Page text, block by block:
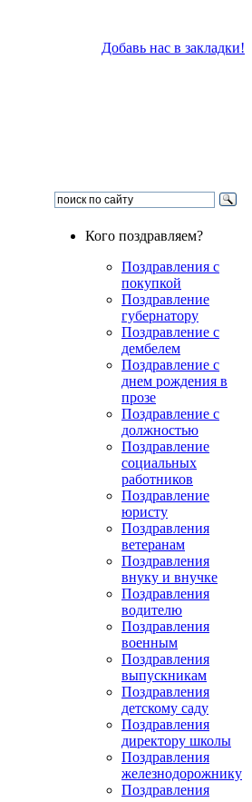
Добавь нас в закладки!
Кого поздравляем?
Поздравления с
покупкой
Поздравление
губернатору
Поздравление с
дембелем
Поздравление с
днем рождения в
прозе
Поздравление с
должностью
Поздравление
социальных
работников
Поздравление
юристу
Поздравления
ветеранам
Поздравления
внуку и внучке
Поздравления
водителю
Поздравления
военным
Поздравления
выпускникам
Поздравления
детскому саду
Поздравления
директору школы
Поздравления
железнодорожнику
Поздравления